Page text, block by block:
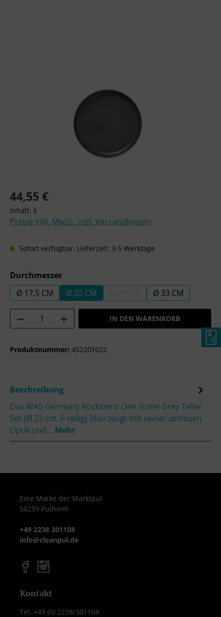
Regulärer Preis:
44,55 €
Inhalt: 6
Preise inkl. MwSt., zzgl. Versandkosten
Sofort verfügbar, Lieferzeit: 3-5 Werktage
Durchmesserauswählen
Ø 17,5 CM
Ø 22 CM (DIESE OPTION IST ZURZEIT
Ø 33 CM
Produkt Anzahl: Gib den gewünschten
IN DEN WARENKORB
Produktnummer: 452201022
Beschreibung
Das WAS Germany Rockzzero One Stone Grey Teller
Set (Ø 22 cm, 6-teilig) überzeugt mit seiner zeitlosen
Optik und… Mehr
Eine Marke der Marktpul
50259 Pulheim
+49 2238 301108
info@cleanpul.de
Kontakt
Tel. +49 (0) 2238/301108